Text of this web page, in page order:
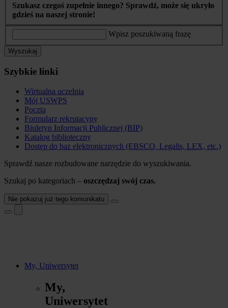
Szukasz czegoś zupełnie innego? Sprawdź, może się ukryło
gdzieś na naszej stronie!
Wpisz poszukiwaną frazę
Wyszukaj
Szybkie linki
Wirtualna uczelnia
Mój USWPS
Poczta
Formularz rekrutacyny
Biuletyn Informacji Publicznej (BIP)
Katalog biblioteczny
Dostęp do baz elektronicznych (EBSCO, Legalis, LEX, etc.)
Sprawdź nasze rozbudowane narzędzie do wyszukiwania.
Szukaj po kategoriach – oszczędzaj swój czas.
Nie pokazuj już tego komunikatu
My, Uniwersytet
My,
Uniwersytet